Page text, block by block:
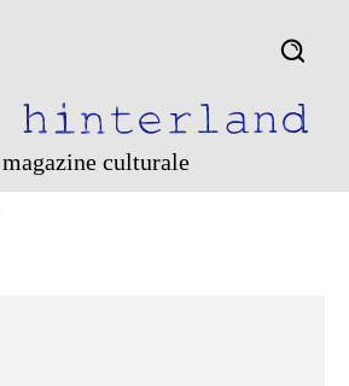
magazine culturale